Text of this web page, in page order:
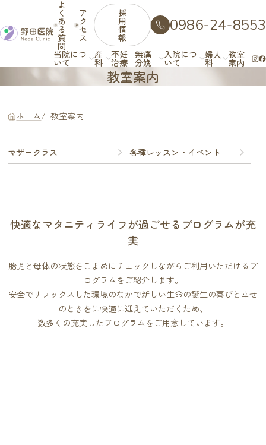
よ
く
あ
る
質
問
ア
ク
セ
ス
採
用
情
報
0986-24-8553
当院につ
いて
産
科
不妊
治療
無痛
分娩
入院につ
いて
婦人
科
教室
案内
教室案内
ホーム 教室案内
マザークラス 各種レッスン・イベント
快適なマタニティライフが過ごせるプログラムが充
実
胎児と母体の状態をこまめにチェックしながらご利用いただけるプ
ログラムをご紹介します。
安全でリラックスした環境のなかで新しい生命の誕生の喜びと幸せ
のときをに快適に迎えていただくため、
数多くの充実したプログラムをご用意しています。